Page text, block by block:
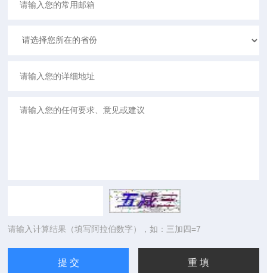
请输入计算结果（填写阿拉伯数字），如：三加四=7